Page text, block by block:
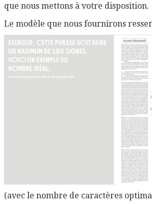
que nous mettons à votre disposition.
Le modèle que nous fournirons
(avec le nombre de caractères